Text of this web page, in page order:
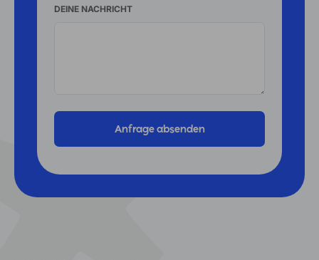
DEINE NACHRICHT